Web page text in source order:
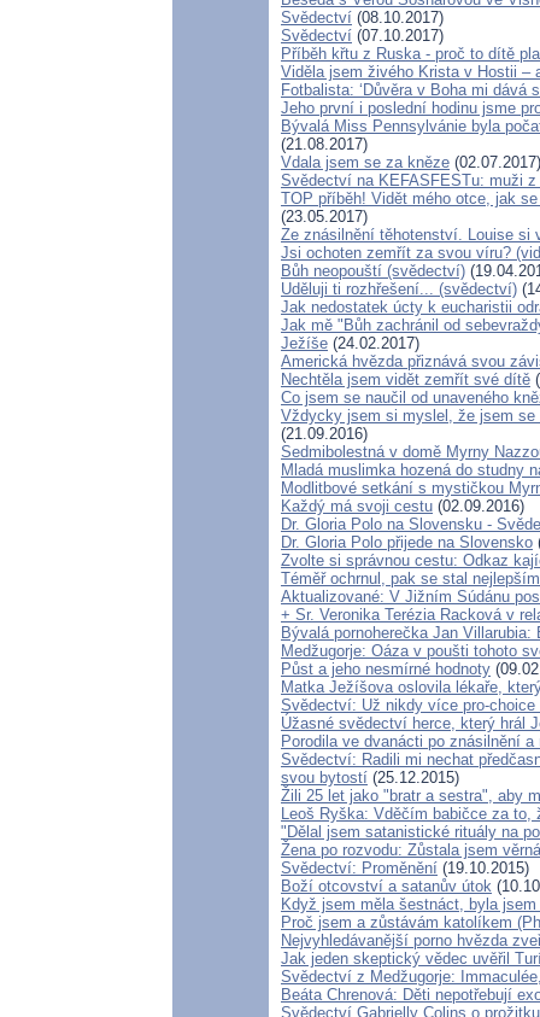
Svědectví (08.10.2017)
Svědectví (07.10.2017)
Příběh křtu z Ruska - proč to dítě
Viděla jsem živého Krista v Hostii –
Fotbalista: ‘Důvěra v Boha mi dává
Jeho první i poslední hodinu jsme
Bývalá Miss Pennsylvánie byla
(21.08.2017)
Vdala jsem se za kněze (02.07.2017)
Svědectví na KEFASFESTu: muži z
TOP příběh! Vidět mého otce, jak
(23.05.2017)
Ze znásilnění těhotenství. Louise si
Jsi ochoten zemřít za svou víru?
Bůh neopouští (svědectví)
Uděluji ti rozhřešení... (svědectví)
Jak nedostatek úcty k eucharistii
Jak mě "Bůh zachránil od
Ježíše (24.02.2017)
Americká hvězda přiznává svou
Nechtěla jsem vidět zemřít své dítě
Co jsem se naučil od unaveného
Vždycky jsem si myslel, že jsem
(21.09.2016)
Sedmibolestná v domě Myrny
Mladá muslimka hozená do studny
Modlitbové setkání s mystičkou
Každý má svoji cestu (02.09.2016)
Dr. Gloria Polo na Slovensku -
Dr. Gloria Polo přijede na Slovensko
Zvolte si správnou cestu: Odkaz
Téměř ochrnul, pak se stal
Aktualizované: V Jižním Súdánu
+ Sr. Veronika Terézia Racková v
Bývalá pornoherečka Jan
Medžugorje: Oáza v poušti tohoto
Půst a jeho nesmírné hodnoty
Matka Ježíšova oslovila lékaře,
Svědectví: Už nikdy více pro-
Úžasné svědectví herce, který hrál
Porodila ve dvanácti po znásilnění a
Svědectví: Radili mi nechat
svou bytostí (25.12.2015)
Žili 25 let jako "bratr a sestra", aby
Leoš Ryška: Vděčím babičce za to,
"Dělal jsem satanistické rituály na
Žena po rozvodu: Zůstala jsem
Svědectví: Proměnění (19.10.2015)
Boží otcovství a satanův útok
Když jsem měla šestnáct, byla
Proč jsem a zůstávám katolíkem
Nejvyhledávanější porno hvězda
Jak jeden skeptický vědec uvěřil
Svědectví z Medžugorje:
Beáta Chrenová: Děti nepotřebují
Svědectví Gabrielly Colins o